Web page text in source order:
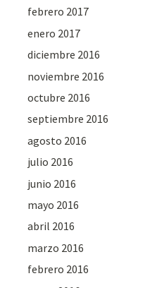
febrero 2017
enero 2017
diciembre 2016
noviembre 2016
octubre 2016
septiembre 2016
agosto 2016
julio 2016
junio 2016
mayo 2016
abril 2016
marzo 2016
febrero 2016